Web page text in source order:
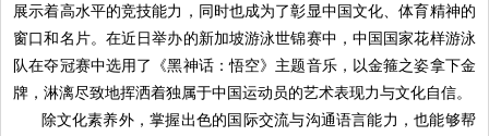
展示着高水平的竞技能力，同时也成为了彰显中国文化、体育精神的
窗口和名片。在近日举办的新加坡游泳世锦赛中，中国国家花样游泳
队在夺冠赛中选用了《黑神话：悟空》主题音乐，以金箍之姿拿下金
牌，淋漓尽致地挥洒着独属于中国运动员的艺术表现力与文化自信。
除文化素养外，掌握出色的国际交流与沟通语言能力，也能够帮